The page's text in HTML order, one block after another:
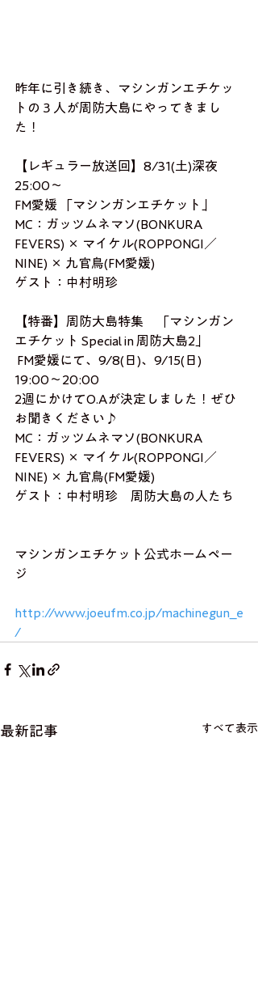
昨年に引き続き、マシンガンエチケッ
トの３人が周防大島にやってきまし
た！
【レギュラー放送回】8/31(土)深夜
25:00～
FM愛媛 「マシンガンエチケット」
MC：ガッツムネマソ(BONKURA
FEVERS) × マイケル(ROPPONGI／
NINE) × 九官鳥(FM愛媛)
ゲスト：中村明珍
【特番】周防大島特集　「マシンガン
エチケット Special in 周防大島2」
19:00〜20:00
2週にかけてO.Aが決定しました！ぜひ
お聞きください♪
MC：ガッツムネマソ(BONKURA
FEVERS) × マイケル(ROPPONGI／
NINE) × 九官鳥(FM愛媛)
ゲスト：中村明珍　周防大島の人たち
マシンガンエチケット公式ホームペー
ジ
http://www.joeufm.co.jp/machinegun_e
/
最新記事 すべて表示